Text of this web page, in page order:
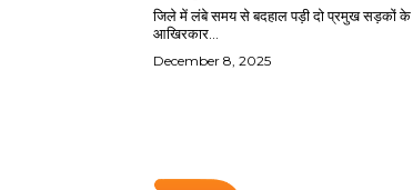
जिले में लंबे समय से बदहाल पड़ी दो प्रमुख सड़कों के
आखिरकार...
December 8, 2025